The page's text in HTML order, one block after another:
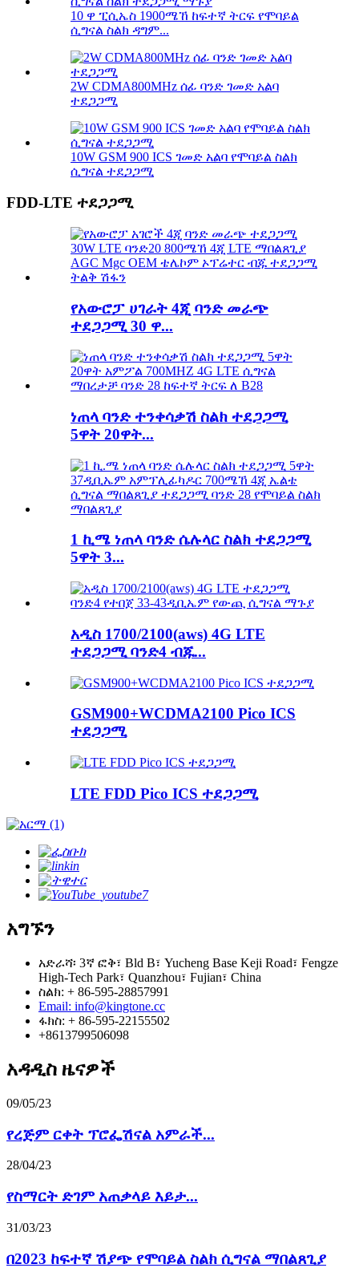
10 ዋ ፒሲኤስ 1900ሜኸ ከፍተኛ ትርፍ የሞባይል
ሲግናል ስልክ ዳግም...
2W CDMA800MHz ሰፊ ባንድ ገመድ አልባ
ተደጋጋሚ
10W GSM 900 ICS ገመድ አልባ የሞባይል ስልክ
ሲግናል ተደጋጋሚ
FDD-LTE ተደጋጋሚ
የአውሮፓ ሀገራት 4ጂ ባንድ መራጭ
ተደጋጋሚ 30 ዋ...
ነጠላ ባንድ ተንቀሳቃሽ ስልክ ተደጋጋሚ
5ዋት 20ዋት...
1 ኪሜ ነጠላ ባንድ ሴሉላር ስልክ ተደጋጋሚ
5ዋት 3...
አዲስ 1700/2100(aws) 4G LTE
ተደጋጋሚ ባንድ4 ብጁ...
GSM900+WCDMA2100 Pico ICS
ተደጋጋሚ
LTE FDD Pico ICS ተደጋጋሚ
አግኙን
አድራሻ፡ 3ኛ ፎቅ፣ Bld B፣ Yucheng Base Keji Road፣ Fengze
High-Tech Park፣ Quanzhou፣ Fujian፣ China
ስልክ: + 86-595-28857991
Email: info@kingtone.cc
ፋክስ: + 86-595-22155502
+8613799506098
አዳዲስ ዜናዎች
09/05/23
የረጅም ርቀት ፕሮፌሽናል አምራች...
28/04/23
የስማርት ድገም አጠቃላይ እይታ...
31/03/23
በ2023 ከፍተኛ ሽያጭ የሞባይል ስልክ ሲግናል ማበልጸጊያ